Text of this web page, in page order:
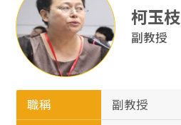
柯玉枝
副教授
職稱
副教授